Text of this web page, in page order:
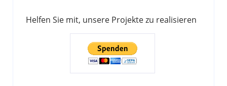
Helfen Sie mit, unsere Projekte zu realisieren